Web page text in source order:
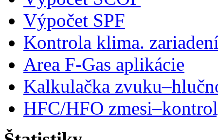
Výpočet SPF
Kontrola klima.
Area F-Gas aplikácie
Kalkulačka
HFC/HFO